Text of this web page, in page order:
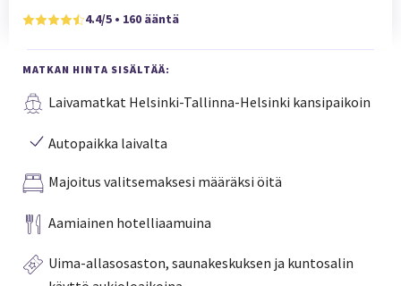
4.4/5 • 160 ääntä
MATKAN HINTA SISÄLTÄÄ:
Laivamatkat Helsinki-Tallinna-Helsinki kansipaikoin
Autopaikka laivalta
Majoitus valitsemaksesi määräksi öitä
Aamiainen hotelliaamuina
Uima-allasosaston, saunakeskuksen ja kuntosalin